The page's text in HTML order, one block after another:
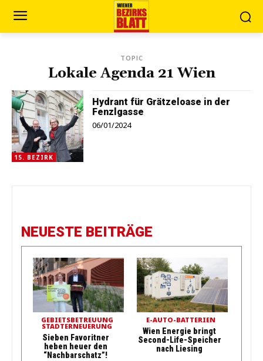
TOPIC
Lokale Agenda 21 Wien
15. BEZIRK
Hydrant für Grätzeloase in der
Fenzlgasse
06/01/2024
NEUESTE BEITRÄGE
GEBIETSBETREUUNG
STADTERNEUERUNG
Sieben Favoritner
heben heuer den
“Nachbarschatz”!
E-AUTO-BATTERIEN
Wien Energie bringt
Second-Life-Speicher
nach Liesing